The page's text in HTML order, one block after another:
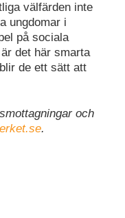
välfärden inte
ungdomar i
på sociala
det här smarta
de ett sätt att
och
.